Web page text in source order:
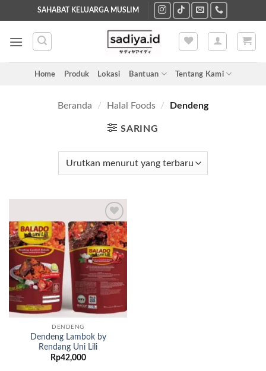
to
content
SAHABAT KELUARGA MUSLIM
Home Produk Lokasi Bantuan Tentang Kami
Beranda / Halal Foods / Dendeng
SARING
Add to
wishlist
DENDENG
Dendeng Lambok by
Rendang Uni Lili
Rp42,000